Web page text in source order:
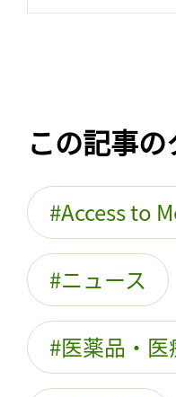
この記事の
Access to
ニュース
医薬品・医